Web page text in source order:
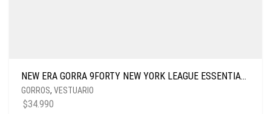
NEW ERA GORRA 9FORTY NEW YORK LEAGUE ESSENTIALS TAN
GORROS, VESTUARIO
$34.990